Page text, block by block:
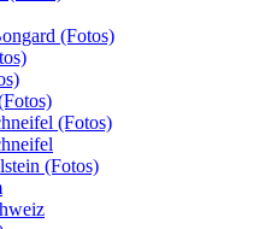
(Fotos)
(Fotos)
(Fotos)